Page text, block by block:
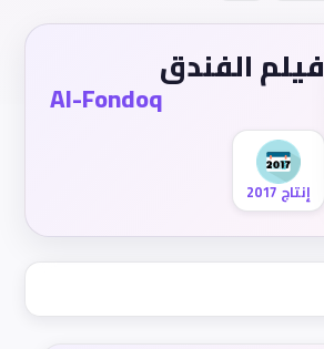
فيلم الفندق
Al-Fondoq
إنتاج 2017